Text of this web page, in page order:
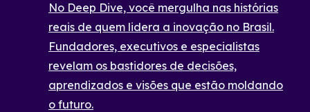
No Deep Dive, você mergulha nas histórias
reais de quem lidera a inovação no Brasil.
Fundadores, executivos e especialistas
revelam os bastidores de decisões,
aprendizados e visões que estão moldando
o futuro.